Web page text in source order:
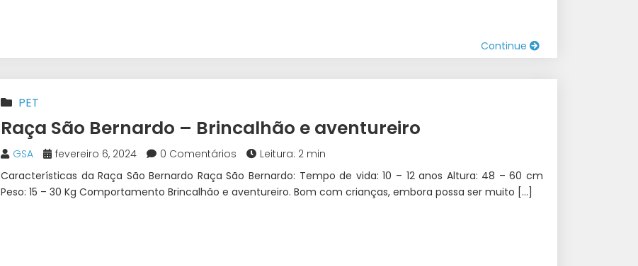
Continue
PET
Raça São Bernardo – Brincalhão e aventureiro
GSA fevereiro 6, 2024 0 Comentários
Leitura: 2 min
Características da Raça São Bernardo Raça São Bernardo: Tempo de vida: 10 – 12 anos Altura: 48 – 60 cm
Peso: 15 – 30 Kg Comportamento Brincalhão e aventureiro. Bom com crianças, embora possa ser muito […]